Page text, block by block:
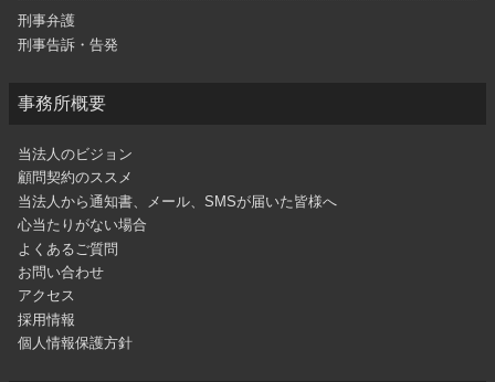
刑事弁護
刑事告訴・告発
事務所概要
当法人のビジョン
顧問契約のススメ
当法人から通知書、メール、SMSが届いた皆様へ
心当たりがない場合
よくあるご質問
お問い合わせ
アクセス
採用情報
個人情報保護方針